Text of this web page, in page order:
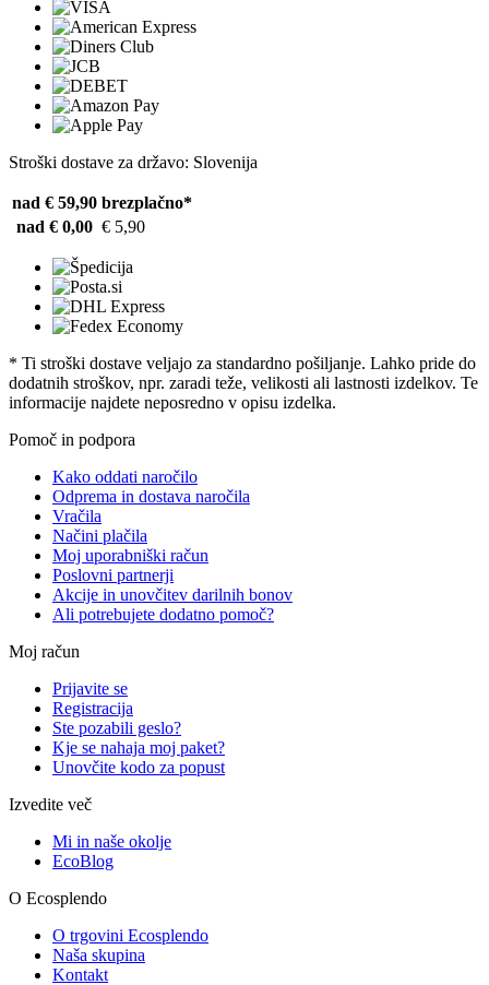
Stroški dostave za državo: Slovenija
nad € 59,90 brezplačno*
nad € 0,00 € 5,90
* Ti stroški dostave veljajo za standardno pošiljanje. Lahko pride do
dodatnih stroškov, npr. zaradi teže, velikosti ali lastnosti izdelkov. Te
informacije najdete neposredno v opisu izdelka.
Pomoč in podpora
Kako oddati naročilo
Odprema in dostava naročila
Vračila
Načini plačila
Moj uporabniški račun
Poslovni partnerji
Akcije in unovčitev darilnih bonov
Ali potrebujete dodatno pomoč?
Moj račun
Prijavite se
Registracija
Ste pozabili geslo?
Kje se nahaja moj paket?
Unovčite kodo za popust
Izvedite več
Mi in naše okolje
EcoBlog
O Ecosplendo
O trgovini Ecosplendo
Naša skupina
Kontakt